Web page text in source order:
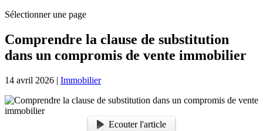
Sélectionner une page
Comprendre la clause de substitution
dans un compromis de vente immobilier
14 avril 2026 | Immobilier
Ecouter l'article